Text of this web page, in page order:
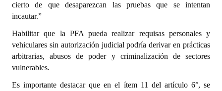
Entrega de distinciones
REFORMA DE LA CARTA ORGÁNICA
cierto de que desaparezcan las pruebas que se intentan
incautar.”
Habilitar que la PFA pueda realizar requisas personales y
vehiculares sin autorización judicial podría derivar en prácticas
arbitrarias, abusos de poder y criminalización de sectores
vulnerables.
Es importante destacar que en el ítem 11 del artículo 6°, se